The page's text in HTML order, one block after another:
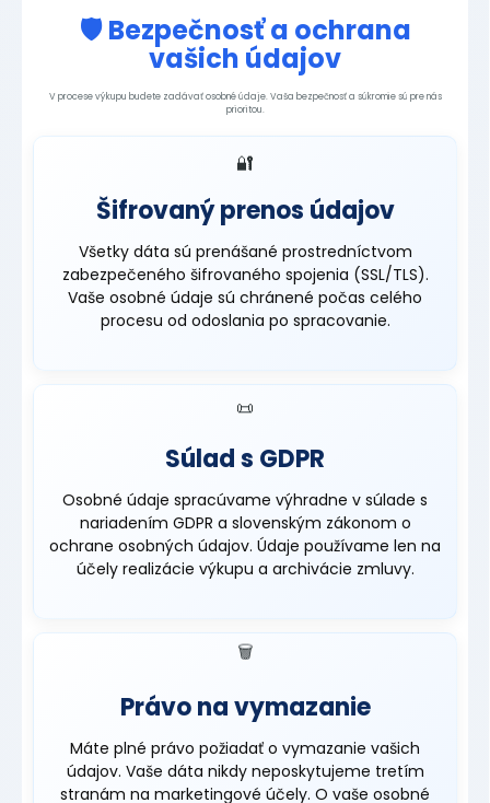
🛡️ Bezpečnosť a ochrana
vašich údajov
V procese výkupu budete zadávať osobné údaje. Vaša bezpečnosť a súkromie sú pre nás
prioritou.
🔐
Šifrovaný prenos údajov
Všetky dáta sú prenášané prostredníctvom
zabezpečeného šifrovaného spojenia (SSL/TLS).
Vaše osobné údaje sú chránené počas celého
procesu od odoslania po spracovanie.
📜
Súlad s GDPR
Osobné údaje spracúvame výhradne v súlade s
nariadením GDPR a slovenským zákonom o
ochrane osobných údajov. Údaje používame len na
účely realizácie výkupu a archivácie zmluvy.
🗑️
Právo na vymazanie
Máte plné právo požiadať o vymazanie vašich
údajov. Vaše dáta nikdy neposkytujeme tretím
stranám na marketingové účely. O vaše osobné